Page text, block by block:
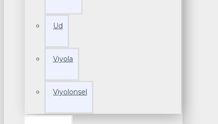
Ud
Viyola
Viyolonsel